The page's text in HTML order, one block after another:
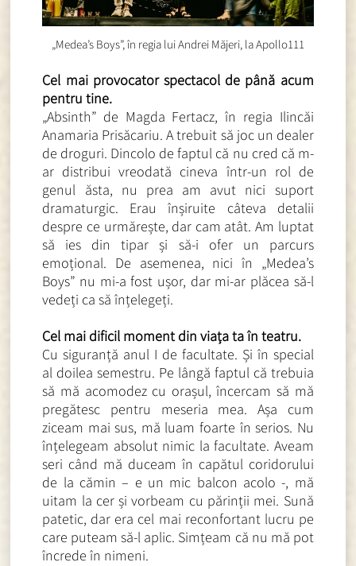
„Medea’s Boys”, în regia lui Andrei Măjeri, la Apollo111
Cel mai provocator spectacol de până acum
pentru tine.
„Absinth” de Magda Fertacz, în regia Ilincăi
Anamaria Prisăcariu. A trebuit să joc un dealer
de droguri. Dincolo de faptul că nu cred că m-
ar distribui vreodată cineva într-un rol de
genul ăsta, nu prea am avut nici suport
dramaturgic. Erau înșiruite câteva detalii
despre ce urmărește, dar cam atât. Am luptat
să ies din tipar și să-i ofer un parcurs
emoțional. De asemenea, nici în „Medea’s
Boys” nu mi-a fost ușor, dar mi-ar plăcea să-l
vedeți ca să înțelegeți.
Cel mai dificil moment din viața ta în teatru.
Cu siguranță anul I de facultate. Și în special
al doilea semestru. Pe lângă faptul că trebuia
să mă acomodez cu orașul, încercam să mă
pregătesc pentru meseria mea. Așa cum
ziceam mai sus, mă luam foarte în serios. Nu
înțelegeam absolut nimic la facultate. Aveam
seri când mă duceam în capătul coridorului
de la cămin – e un mic balcon acolo -, mă
uitam la cer și vorbeam cu părinții mei. Sună
patetic, dar era cel mai reconfortant lucru pe
care puteam să-l aplic. Simțeam că nu mă pot
încrede în nimeni.